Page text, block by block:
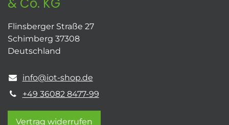
Flinsberger Straße 27
Schimberg 37308
Deutschland
info@iot-shop.de
+49 36082 8477-99
Vertrag widerrufen